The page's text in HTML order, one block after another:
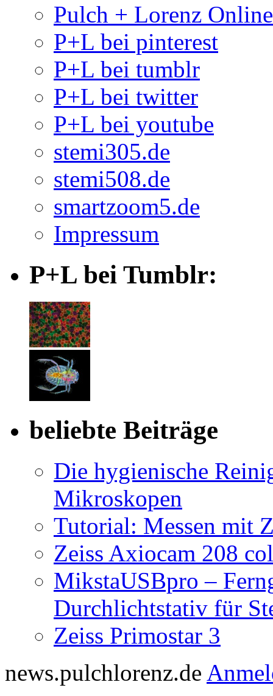
Pulch + Lorenz
P+L bei pinterest
P+L bei tumblr
P+L bei twitter
P+L bei youtube
stemi305.de
stemi508.de
smartzoom5.de
Impressum
P+L bei Tumblr:
beliebte Beiträge
Die hygienische
Mikroskopen
Tutorial: Messen mit
Zeiss Axiocam 208
MikstaUSBpro –
Durchlichtstativ für
Zeiss Primostar 3
news.pulchlorenz.de